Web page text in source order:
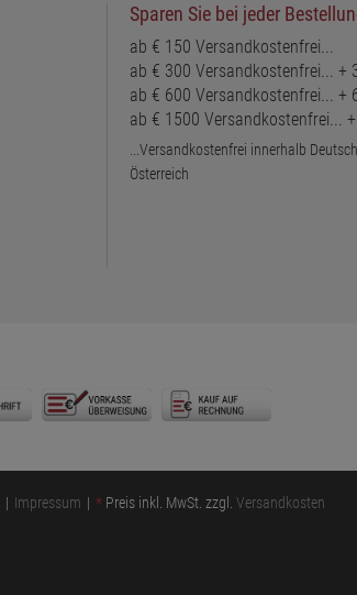
Sparen Sie bei jeder
ab € 150 Versandkostenfrei...
ab € 300 Versandkostenfrei... +
ab € 600 Versandkostenfrei... +
ab € 1500 Versandkostenfrei...
...Versandkostenfrei innerhalb
Österreich
Impressum * Preis inkl. MwSt. zzgl. Versandkosten